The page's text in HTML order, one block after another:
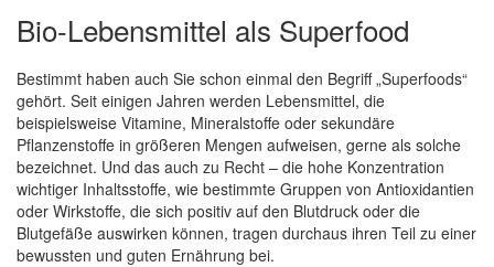
Bio-Lebensmittel als Superfood
Bestimmt haben auch Sie schon einmal den Begriff „Superfoods“
gehört. Seit einigen Jahren werden Lebensmittel, die
beispielsweise Vitamine, Mineralstoffe oder sekundäre
Pflanzenstoffe in größeren Mengen aufweisen, gerne als solche
bezeichnet. Und das auch zu Recht – die hohe Konzentration
wichtiger Inhaltsstoffe, wie bestimmte Gruppen von Antioxidantien
oder Wirkstoffe, die sich positiv auf den Blutdruck oder die
Blutgefäße auswirken können, tragen durchaus ihren Teil zu einer
bewussten und guten Ernährung bei.